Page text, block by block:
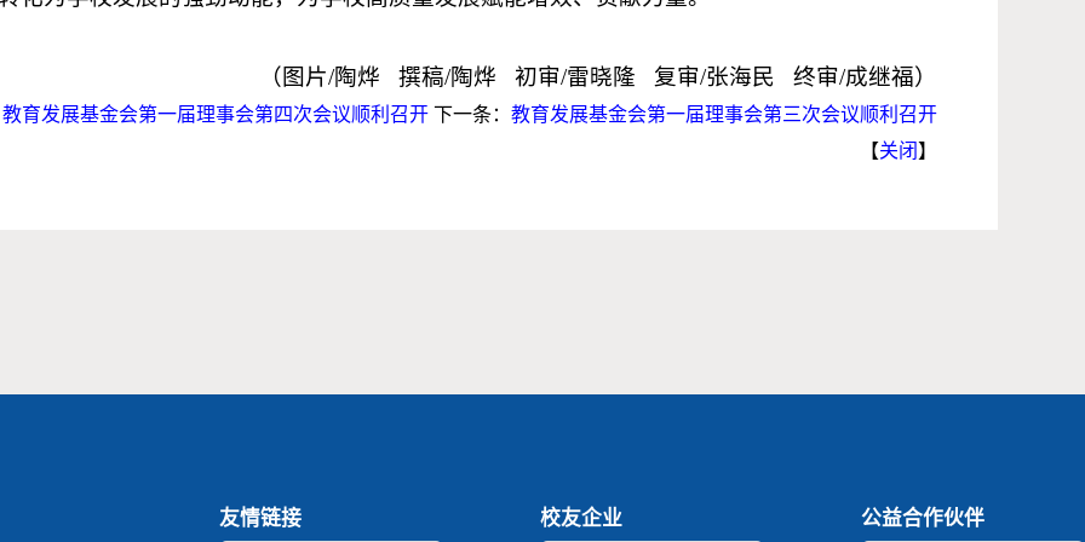
（图片/陶烨 撰稿/陶烨 初审/雷晓隆 复审/张海民 终审/成继福）
教育发展基金会第一届理事会第四次会议顺利召开 下一条： 教育发展基金会第一届理事会第三次会议顺利召开
【关闭 】
友情链接 校友企业 公益合作伙伴